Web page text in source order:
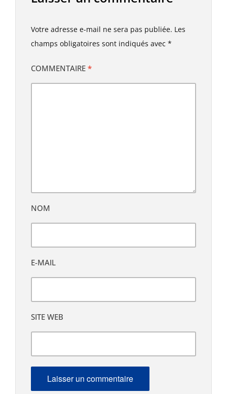
Votre adresse e-mail ne sera pas publiée. Les
champs obligatoires sont indiqués avec *
COMMENTAIRE *
NOM
E-MAIL
SITE WEB